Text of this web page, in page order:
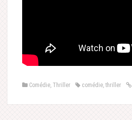
Comédie, Thriller comédie, thriller